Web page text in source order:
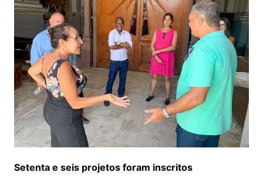
Setenta e seis projetos foram inscritos